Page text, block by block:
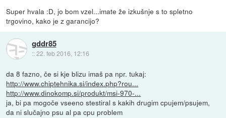
Super hvala :D, jo bom vzel...imate že izkušnje s to spletno
trgovino, kako je z garancijo?
gddr85
::22. feb 2016, 12:16
da 8 fazno, če si kje blizu imaš pa npr. tukaj:
http://www.chiptehnika.si/index.php?rou...
http://www.dinokomp.si/produkt/msi-970-...
ja, bi pa mogoče vseeno stestiral s kakih drugim cpujem/psujem,
da ni slučajno psu al pa cpu problem